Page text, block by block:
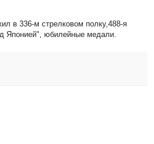
в 336-м стрелковом полку,488-я
Японией", юбилейные медали.